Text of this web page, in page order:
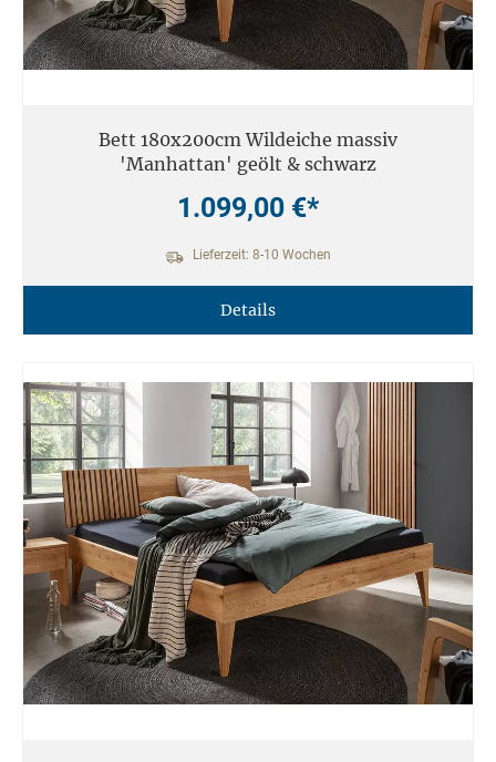
Bett 180x200cm Wildeiche massiv
'Manhattan' geölt & schwarz
1.099,00 €*
Lieferzeit: 8-10 Wochen
Details